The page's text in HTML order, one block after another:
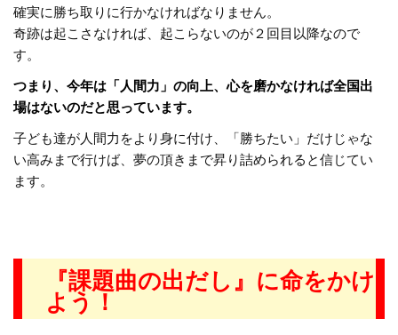
確実に勝ち取りに行かなければなりません。
奇跡は起こさなければ、起こらないのが２回目以降なので
す。
つまり、今年は「人間力」の向上、心を磨かなければ全国出
場はないのだと思っています。
子ども達が人間力をより身に付け、「勝ちたい」だけじゃな
い高みまで行けば、夢の頂きまで昇り詰められると信じてい
ます。
『課題曲の出だし』に命をかけ
よう！